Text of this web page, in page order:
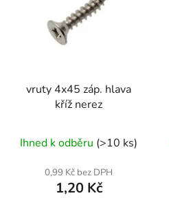
vruty 4x45 záp. hlava
kříž nerez
Ihned k odběru (>10 ks)
0,99 Kč bez DPH
1,20 Kč